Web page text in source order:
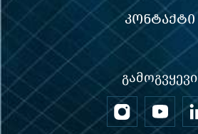
ᲙᲝᲜᲢᲐᲥᲢᲘ
ᲒᲐᲛᲝᲒᲕᲧᲔᲕᲘ